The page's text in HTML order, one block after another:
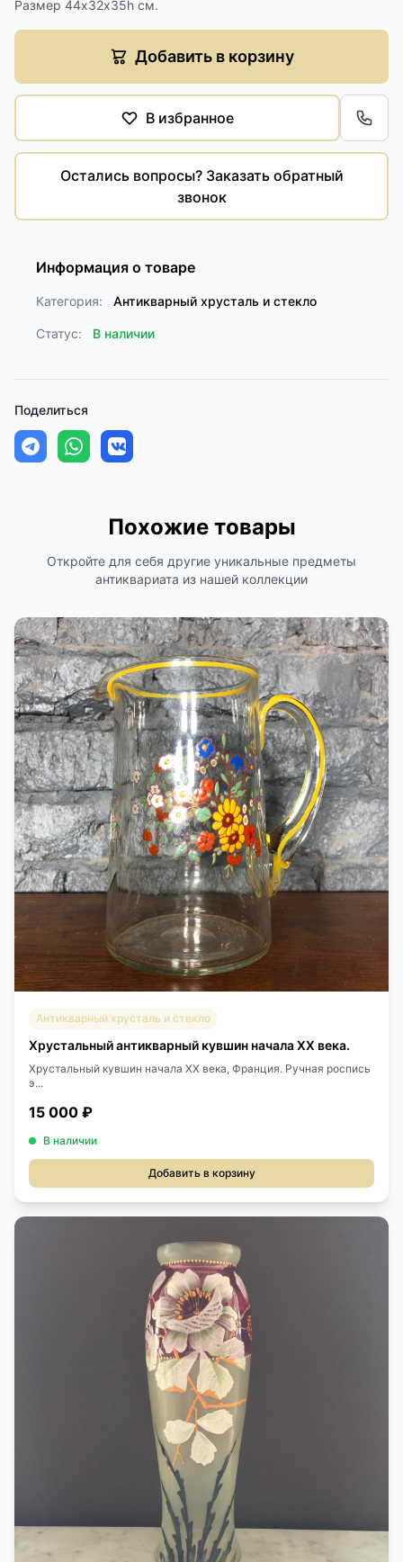
Размер 44х32х35h см.
Добавить в корзину
В избранное
Остались вопросы? Заказать обратный
звонок
Информация о товаре
Категория: Антикварный хрусталь и стекло
Статус: В наличии
Поделиться
Похожие товары
Откройте для себя другие уникальные предметы
антиквариата из нашей коллекции
Антикварный хрусталь и стекло
Хрустальный антикварный кувшин начала XX века.
Хрустальный кувшин начала XX века, Франция. Ручная роспись
э...
15 000 ₽
В наличии
Добавить в корзину